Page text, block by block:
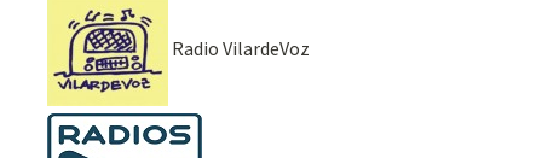
Radio VilardeVoz